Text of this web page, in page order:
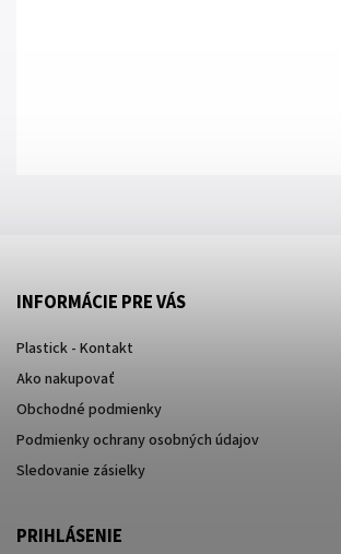
INFORMÁCIE PRE VÁS
Plastick - Kontakt
Ako nakupovať
Obchodné podmienky
Podmienky ochrany osobných údajov
Sledovanie zásielky
PRIHLÁSENIE